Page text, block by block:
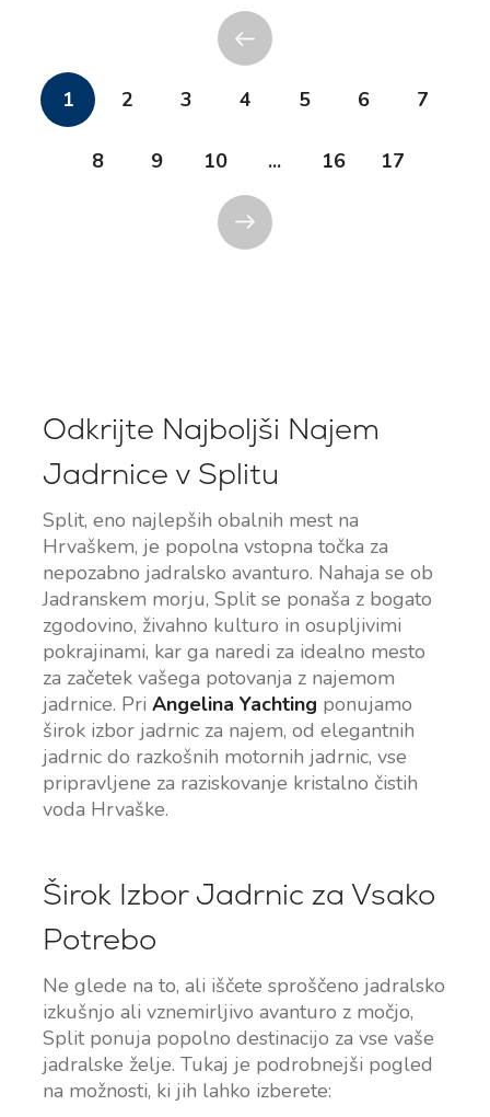
1 2 3 4 5 6 7
8 9 10 ... 16 17
Odkrijte Najboljši Najem
Jadrnice v Splitu
Split, eno najlepših obalnih mest na
Hrvaškem, je popolna vstopna točka za
nepozabno jadralsko avanturo. Nahaja se ob
Jadranskem morju, Split se ponaša z bogato
zgodovino, živahno kulturo in osupljivimi
pokrajinami, kar ga naredi za idealno mesto
za začetek vašega potovanja z najemom
jadrnice. Pri Angelina Yachting ponujamo
širok izbor jadrnic za najem, od elegantnih
jadrnic do razkošnih motornih jadrnic, vse
pripravljene za raziskovanje kristalno čistih
voda Hrvaške.
Širok Izbor Jadrnic za Vsako
Potrebo
Ne glede na to, ali iščete sproščeno jadralsko
izkušnjo ali vznemirljivo avanturo z močjo,
Split ponuja popolno destinacijo za vse vaše
jadralske želje. Tukaj je podrobnejši pogled
na možnosti, ki jih lahko izberete: